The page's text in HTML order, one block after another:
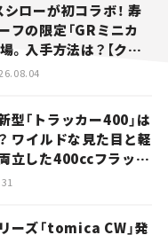
ローが初コラボ！ 寿
フの限定「GRミニカ
。入手方法は？【クル
型「トラッカー400」は
ワイルドな見た目と軽
立した400ccフラット
レビュー】
ーズ「tomica CW」発